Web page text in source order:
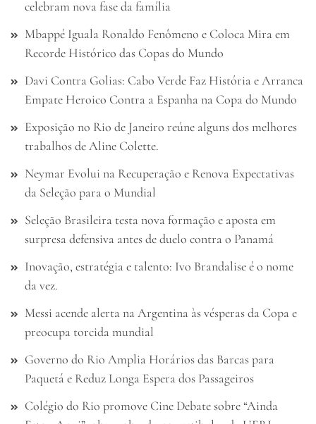
celebram nova fase da família
Mbappé Iguala Ronaldo Fenômeno e Coloca Mira em
Recorde Histórico das Copas do Mundo
Davi Contra Golias: Cabo Verde Faz História e Arranca
Empate Heroico Contra a Espanha na Copa do Mundo
Exposição no Rio de Janeiro reúne alguns dos melhores
trabalhos de Aline Colette.
Neymar Evolui na Recuperação e Renova Expectativas
da Seleção para o Mundial
Seleção Brasileira testa nova formação e aposta em
surpresa defensiva antes de duelo contra o Panamá
Inovação, estratégia e talento: Ivo Brandalise é o nome
da vez.
Messi acende alerta na Argentina às vésperas da Copa e
preocupa torcida mundial
Governo do Rio Amplia Horários das Barcas para
Paquetá e Reduz Longa Espera dos Passageiros
Colégio do Rio promove Cine Debate sobre “Ainda